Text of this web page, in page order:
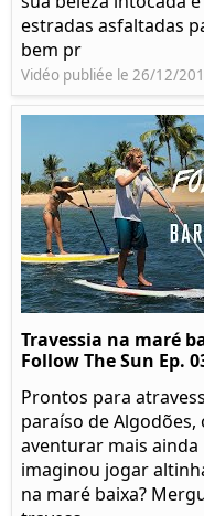
estradas asfaltadas
bem pr
Vidéo publiée le 26/12/
Travessia na maré
Follow The Sun Ep.
Prontos para
paraíso de
aventurar mais ainda
imaginou jogar
na maré baixa?